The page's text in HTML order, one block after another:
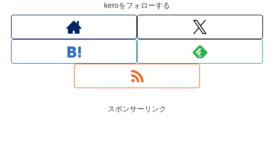
keroをフォローする
スポンサーリンク